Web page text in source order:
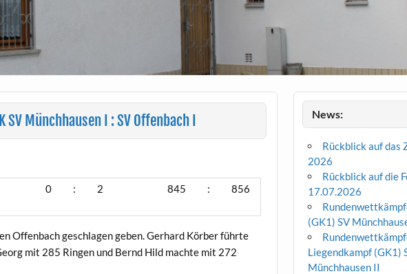
Münchhausen I : SV Offenbach I
0 : 2 845 : 856
Offenbach geschlagen geben. Gerhard Körber führte
mit 285 Ringen und Bernd Hild machte mit 272
News:
Rückblick auf das
2026
Rückblick auf die
17.07.2026
(GK1) SV
Liegendkampf (GK1)
Münchhausen II